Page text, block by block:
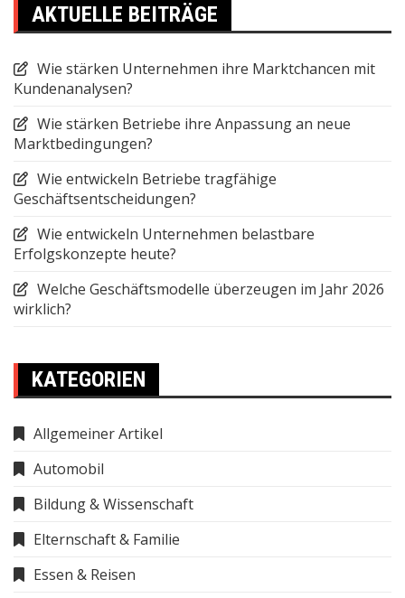
AKTUELLE BEITRÄGE
Wie stärken Unternehmen ihre Marktchancen mit
Kundenanalysen?
Wie stärken Betriebe ihre Anpassung an neue
Marktbedingungen?
Wie entwickeln Betriebe tragfähige
Geschäftsentscheidungen?
Wie entwickeln Unternehmen belastbare
Erfolgskonzepte heute?
Welche Geschäftsmodelle überzeugen im Jahr 2026
wirklich?
KATEGORIEN
Allgemeiner Artikel
Automobil
Bildung & Wissenschaft
Elternschaft & Familie
Essen & Reisen